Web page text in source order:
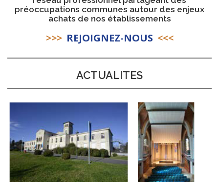
préoccupations communes autour des enjeux
achats de nos établissements
>>> REJOIGNEZ-NOUS <<<
ACTUALITES